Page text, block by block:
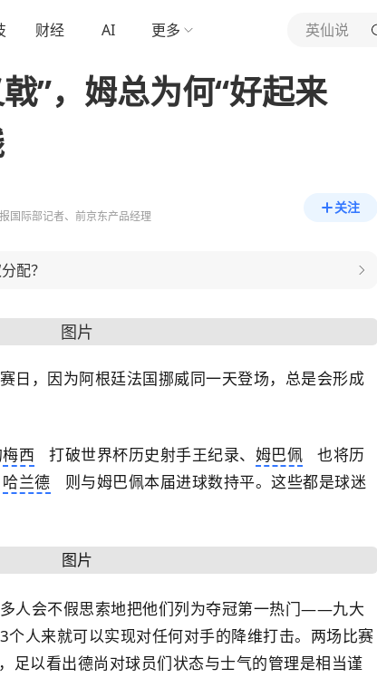
财经 AI 更多 英仙说
”，姆总为何“好起来
国际部记者、前京东产品经理
关注
配？
日，因为阿根廷法国挪威同一天登场，总是会形成
梅西 打破世界杯历史射手王纪录、 姆巴佩
也将历
哈兰德
则与姆巴佩本届进球数持平。这些都是球迷
人会不假思索地把他们列为夺冠第一热门——九大
人来就可以实现对任何对手的降维打击。两场比赛
足以看出德尚对球员们状态与士气的管理是相当谨